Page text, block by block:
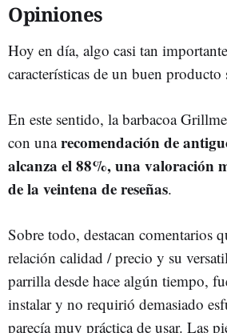
Opiniones
Hoy en día, algo casi tan
características de un buen producto
En este sentido, la barbacoa
con unarecomendación de
alcanza el 88%, una valoración
de la veintena de reseñas.
Sobre todo, destacan comentarios
relación calidad / precio y su
parrilla desde hace algún tiempo,
instalar y no requirió demasiado
parecía muy práctica de usar. Las